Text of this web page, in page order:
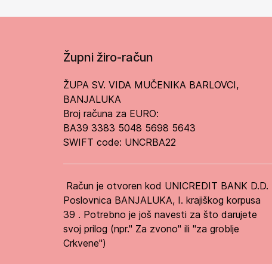
Župni žiro-račun
ŽUPA SV. VIDA MUČENIKA BARLOVCI,
BANJALUKA
Broj računa za EURO:
BA39 3383 5048 5698 5643
SWIFT code: UNCRBA22
Račun je otvoren kod UNICREDIT BANK D.D.
Poslovnica BANJALUKA, I. krajiškog korpusa
39 . Potrebno je još navesti za što darujete
svoj prilog (npr." Za zvono" ili "za groblje
Crkvene")